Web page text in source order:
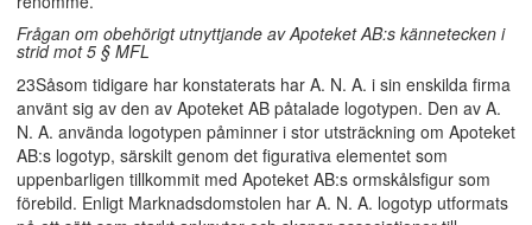
Frågan om obehörigt utnyttjande av Apoteket AB:s kännetecken i
strid mot 5 § MFL
23Såsom tidigare har konstaterats har A. N. A. i sin enskilda firma
använt sig av den av Apoteket AB påtalade logotypen. Den av A.
N. A. använda logotypen påminner i stor utsträckning om Apoteket
AB:s logotyp, särskilt genom det figurativa elementet som
uppenbarligen tillkommit med Apoteket AB:s ormskålsfigur som
förebild. Enligt Marknadsdomstolen har A. N. A. logotyp utformats